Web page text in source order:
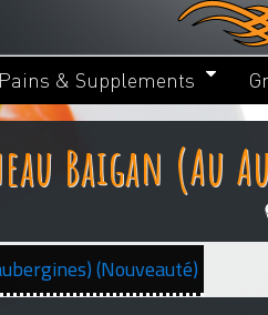
Pains & Supplements
Baigan (au
(Nouveauté)